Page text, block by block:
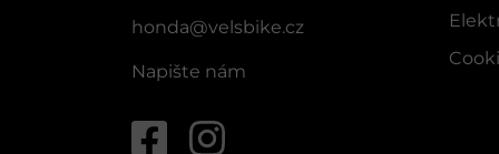
honda@velsbike.cz
Napište nám